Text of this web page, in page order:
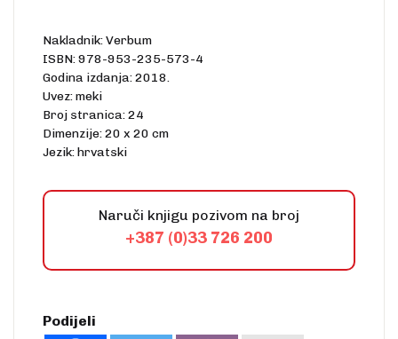
Nakladnik: Verbum
ISBN: 978-953-235-573-4
Godina izdanja: 2018.
Uvez: meki
Broj stranica: 24
Dimenzije: 20 x 20 cm
Jezik: hrvatski
Naruči knjigu pozivom na broj
+387 (0)33 726 200
Podijeli